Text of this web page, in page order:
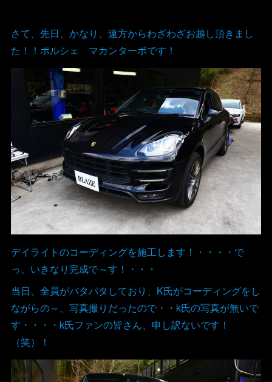
さて、先日、かなり、遠方からわざわざお越し頂きまし
た！！ポルシェ マカンターボです！
デイライトのコーディングを施工します！・・・・で
っ、いきなり完成で～す！・・・
当日、全員がバタバタしており、K氏がコーディングをし
ながらの～、写真撮りだったので・・k氏の写真が無いで
す・・・・k氏ファンの皆さん、申し訳ないです！
（笑）！